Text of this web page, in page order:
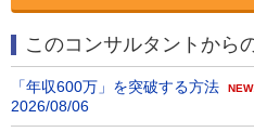
このコンサルタントから
「年収600万」を突破する方法
2026/08/06